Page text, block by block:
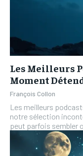
Les Meilleurs
Moment
François Collon
Les meilleurs
notre sélection
peut parfois sembler